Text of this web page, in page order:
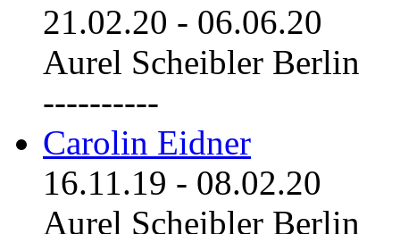
21.02.20 - 06.06.20
Aurel Scheibler Berlin
----------
Carolin Eidner
16.11.19 - 08.02.20
Aurel Scheibler Berlin